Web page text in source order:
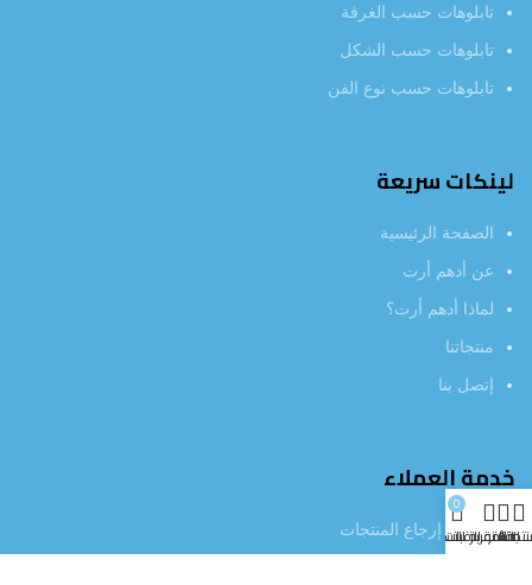
تابلوهات حسب الغرفة
تابلوهات حسب الشكل
تابلوهات حسب نوع الفن
لينكات سريعة
الصفحة الرئيسية
عن أدهم أرت
لماذا أدهم أرت؟
منتجاتنا
إتصل بنا
خدمة العملاء
سياسة إرجاع المنتجاتالفلاتر
قائمة الرغبات
0
عربة التسوق